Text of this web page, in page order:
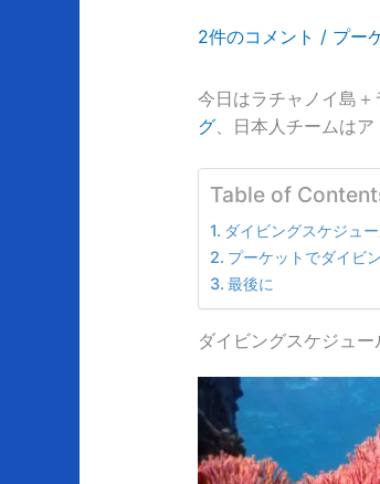
2件のコメント / プー
今日はラチャノイ島
グ、日本人チームは
Table of
ダイビングスケジュ
プーケットでダイビ
最後に
ダイビングスケジュー